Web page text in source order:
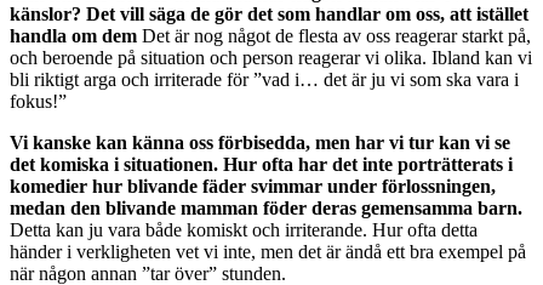
känslor? Det vill säga de gör det som handlar om oss, att istället
handla om dem Det är nog något de flesta av oss reagerar starkt på,
och beroende på situation och person reagerar vi olika. Ibland kan vi
bli riktigt arga och irriterade för ”vad i… det är ju vi som ska vara i
fokus!”
Vi kanske kan känna oss förbisedda, men har vi tur kan vi se
det komiska i situationen. Hur ofta har det inte porträtterats i
komedier hur blivande fäder svimmar under förlossningen,
medan den blivande mamman föder deras gemensamma barn.
Detta kan ju vara både komiskt och irriterande. Hur ofta detta
händer i verkligheten vet vi inte, men det är ändå ett bra exempel på
när någon annan ”tar över” stunden.